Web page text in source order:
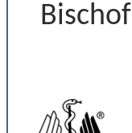
Bischof